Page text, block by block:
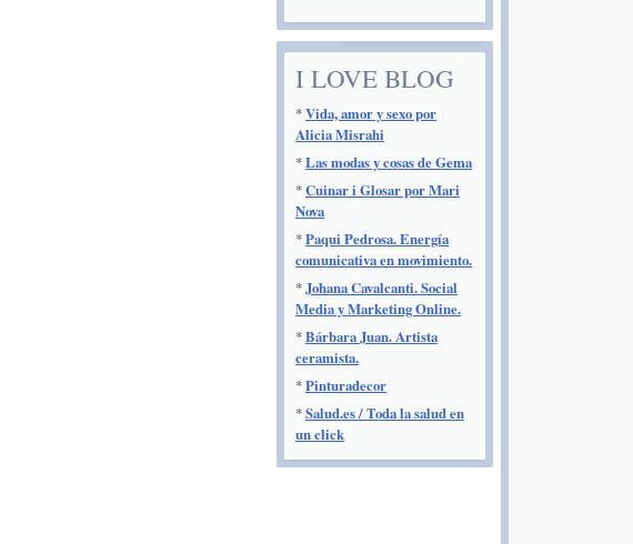
I LOVE BLOG
*Vida, amor y sexo por
Alicia Misrahi
*Las modas y cosas de Gema
*Cuinar i Glosar por Mari
Nova
*Paqui Pedrosa. Energía
comunicativa en movimiento.
*Johana Cavalcanti. Social
Media y Marketing Online.
*Bárbara Juan. Artista
ceramista.
*Pinturadecor
*Salud.es / Toda la salud en
un click